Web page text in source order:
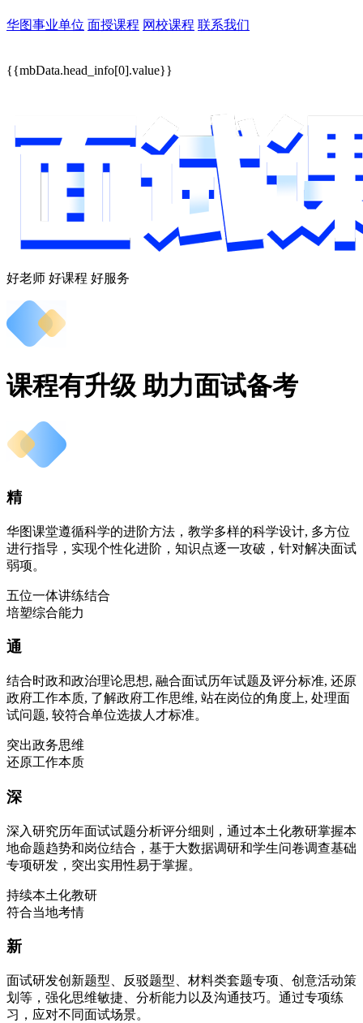
华图事业单位 面授课程 网校课程 联系我们
{{mbData.head_info[0].value}}
好老师 好课程 好服务
课程有升级 助力面试备考
精
华图课堂遵循科学的进阶方法，教学多样的科学设计, 多方位
进行指导，实现个性化进阶，知识点逐一攻破，针对解决面试
弱项。
五位一体讲练结合
培塑综合能力
通
结合时政和政治理论思想, 融合面试历年试题及评分标准, 还原
政府工作本质, 了解政府工作思维, 站在岗位的角度上, 处理面
试问题, 较符合单位选拔人才标准。
突出政务思维
还原工作本质
深
深入研究历年面试试题分析评分细则，通过本土化教研掌握本
地命题趋势和岗位结合，基于大数据调研和学生问卷调查基础
专项研发，突出实用性易于掌握。
持续本土化教研
符合当地考情
新
面试研发创新题型、反驳题型、材料类套题专项、创意活动策
划等，强化思维敏捷、分析能力以及沟通技巧。通过专项练
习，应对不同面试场景。